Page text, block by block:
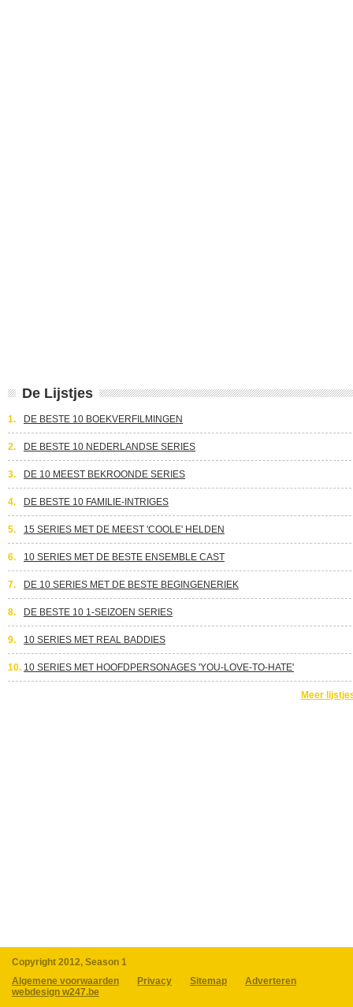
De Lijstjes
1. DE BESTE 10 BOEKVERFILMINGEN
2. DE BESTE 10 NEDERLANDSE SERIES
3. DE 10 MEEST BEKROONDE SERIES
4. DE BESTE 10 FAMILIE-INTRIGES
5. 15 SERIES MET DE MEEST 'COOLE' HELDEN
6. 10 SERIES MET DE BESTE ENSEMBLE CAST
7. DE 10 SERIES MET DE BESTE BEGINGENERIEK
8. DE BESTE 10 1-SEIZOEN SERIES
9. 10 SERIES MET REAL BADDIES
10. 10 SERIES MET HOOFDPERSONAGES 'YOU-LOVE-TO-HATE'
Meer
Copyright 2012, Season 1
Algemene voorwaarden
Privacy Sitemap
Adverteren
webdesign w247.be